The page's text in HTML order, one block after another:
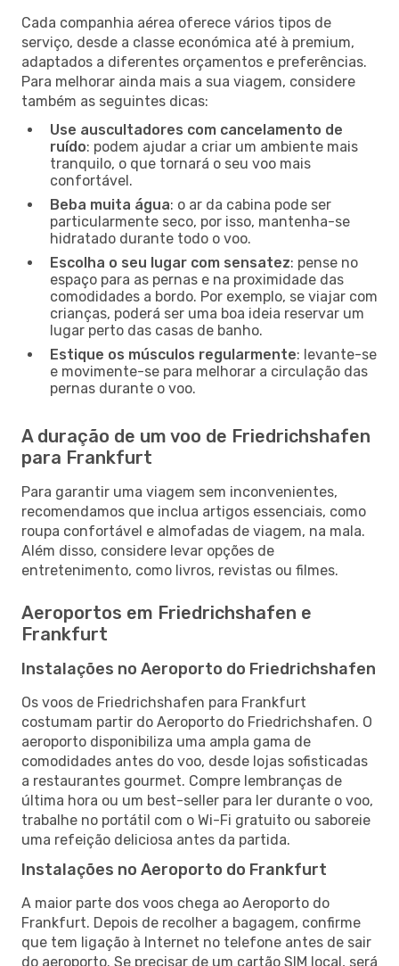
Cada companhia aérea oferece vários tipos de
serviço, desde a classe económica até à premium,
adaptados a diferentes orçamentos e preferências.
Para melhorar ainda mais a sua viagem, considere
também as seguintes dicas:
Use auscultadores com cancelamento de
ruído: podem ajudar a criar um ambiente mais
tranquilo, o que tornará o seu voo mais
confortável.
Beba muita água: o ar da cabina pode ser
particularmente seco, por isso, mantenha-se
hidratado durante todo o voo.
Escolha o seu lugar com sensatez: pense no
espaço para as pernas e na proximidade das
comodidades a bordo. Por exemplo, se viajar com
crianças, poderá ser uma boa ideia reservar um
lugar perto das casas de banho.
Estique os músculos regularmente: levante-se
e movimente-se para melhorar a circulação das
pernas durante o voo.
A duração de um voo de Friedrichshafen
para Frankfurt
Para garantir uma viagem sem inconvenientes,
recomendamos que inclua artigos essenciais, como
roupa confortável e almofadas de viagem, na mala.
Além disso, considere levar opções de
entretenimento, como livros, revistas ou filmes.
Aeroportos em Friedrichshafen e
Frankfurt
Instalações no Aeroporto do Friedrichshafen
Os voos de Friedrichshafen para Frankfurt
costumam partir do Aeroporto do Friedrichshafen. O
aeroporto disponibiliza uma ampla gama de
comodidades antes do voo, desde lojas sofisticadas
a restaurantes gourmet. Compre lembranças de
última hora ou um best-seller para ler durante o voo,
trabalhe no portátil com o Wi-Fi gratuito ou saboreie
uma refeição deliciosa antes da partida.
Instalações no Aeroporto do Frankfurt
A maior parte dos voos chega ao Aeroporto do
Frankfurt. Depois de recolher a bagagem, confirme
que tem ligação à Internet no telefone antes de sair
do aeroporto. Se precisar de um cartão SIM local, será